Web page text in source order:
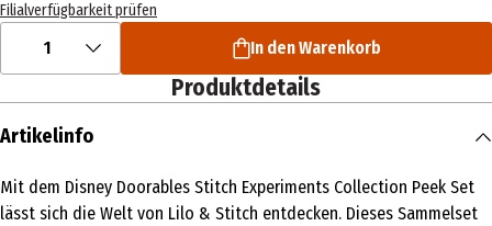
Filialverfügbarkeit prüfen
1 In den Warenkorb
Produktdetails
Artikelinfo
Mit dem Disney Doorables Stitch Experiments Collection Peek Set
lässt sich die Welt von Lilo & Stitch entdecken. Dieses Sammelset